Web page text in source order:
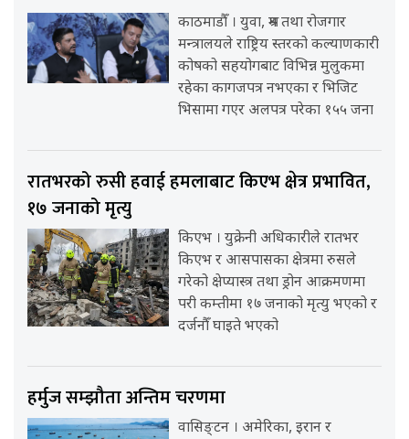
काठमाडौँ । युवा, श्रम तथा रोजगार
मन्त्रालयले राष्ट्रिय स्तरको कल्याणकारी
कोषको सहयोगबाट विभिन्न मुलुकमा
रहेका कागजपत्र नभएका र भिजिट
भिसामा गएर अलपत्र परेका १५५ जना
रातभरको रुसी हवाई हमलाबाट किएभ क्षेत्र प्रभावित,
१७ जनाको मृत्यु
किएभ । युक्रेनी अधिकारीले रातभर
किएभ र आसपासका क्षेत्रमा रुसले
गरेको क्षेप्यास्त्र तथा ड्रोन आक्रमणमा
परी कम्तीमा १७ जनाको मृत्यु भएको र
दर्जनौँ घाइते भएको
हर्मुज सम्झौता अन्तिम चरणमा
वासिङ्टन । अमेरिका, इरान र